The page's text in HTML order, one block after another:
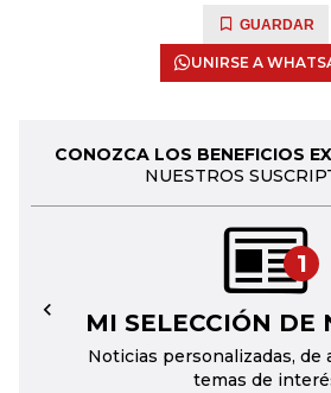
GUARDAR
UNIRSE A
CONOZCA LOS BENEFICIOS
NUESTROS
1
MI SELECCIÓN DE
Noticias personalizadas, de
temas de
←